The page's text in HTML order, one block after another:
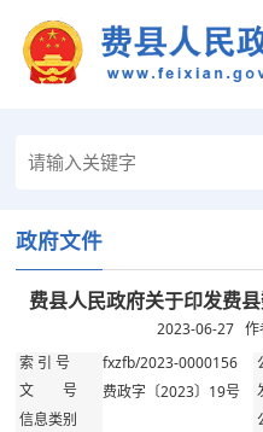
政府文件
费县人民政府关于印发费
2023-06-27 作
索 引 号 fxzfb/2023-0000156
文 号 费政字〔2023〕19号
信息类别